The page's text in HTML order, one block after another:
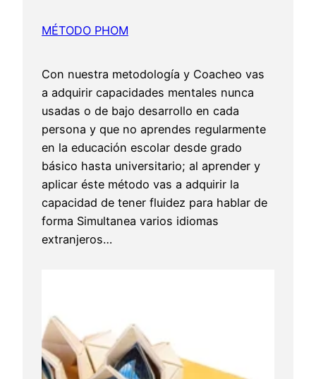
MÉTODO PHOM
Con nuestra metodología y Coacheo vas
a adquirir capacidades mentales nunca
usadas o de bajo desarrollo en cada
persona y que no aprendes regularmente
en la educación escolar desde grado
básico hasta universitario; al aprender y
aplicar éste método vas a adquirir la
capacidad de tener fluidez para hablar de
forma Simultanea varios idiomas
extranjeros…